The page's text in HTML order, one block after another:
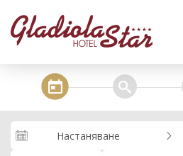
steps_calendar search
Настаняване